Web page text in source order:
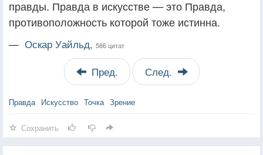
правды. Правда в искусстве — это Правда,
противоположность которой тоже истинна.
— Оскар Уайльд, 586 цитат
Пред. След.
Правда Искусство Точка Зрение
Сохранить